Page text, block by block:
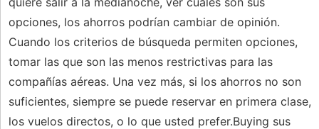
opciones, los ahorros podrían cambiar de opinión.
Cuando los criterios de búsqueda permiten opciones,
tomar las que son las menos restrictivas para las
compañías aéreas. Una vez más, si los ahorros no son
suficientes, siempre se puede reservar en primera clase,
los vuelos directos, o lo que usted prefer.Buying sus